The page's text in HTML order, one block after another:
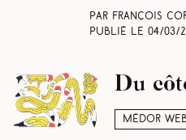
Par François
Publié le 04/03/
Médor
Du